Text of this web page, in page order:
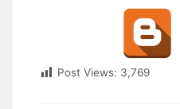
Post Views: 3,769